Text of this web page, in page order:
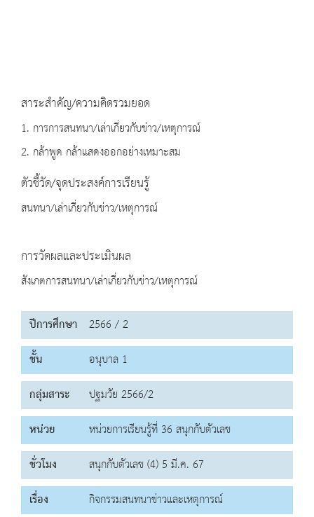
สาระสำคัญ/ความคิดรวมยอด
1. การการสนทนา/เล่าเกี่ยวกับข่าว/เหตุการณ์
2. กล้าพูด กล้าแสดงออกอย่างเหมาะสม
ตัวชี้วัด/จุดประสงค์การเรียนรู้
สนทนา/เล่าเกี่ยวกับข่าว/เหตุการณ์
การวัดผลและประเมินผล
สังเกตการสนทนา/เล่าเกี่ยวกับข่าว/เหตุการณ์
ปีการศึกษา 2566 / 2
ชั้น
อนุบาล 1
กลุ่มสาระ
ปฐมวัย 2566/2
หน่วย
หน่วยการเรียนรู้ที่ 36 สนุกกับตัวเลข
ชั่วโมง
สนุกกับตัวเลข (4) 5 มี.ค. 67
เรื่อง
กิจกรรมสนทนาข่าวและเหตุการณ์